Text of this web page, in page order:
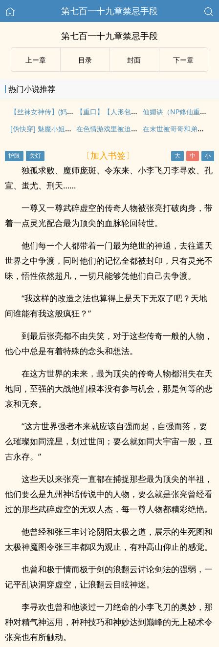
第七百一十九章禁忌手段
第七百一十九章禁忌手段
上ー章 目录 封面 下ー章
热门小说推荐
【丝袜女神传】(妈妈篇外) 【重口】【人形包裹 】 3
仙媚诀（NP修仙重口向 高h）
[伪快穿] 魅魔小姐直播中(NPH）
在色情游戏里被迫直播高潮（西幻 人外 nph） 在末世被哥哥和弟弟们娇宠了（骨科产乳高H）
〔加入书签〕
独孤求败、魔师庞斑、令东来、小李飞刀李寻欢、孔
宣、蚩尤、刑天……
一尊又一尊武碎虚空的传奇人物被张亮打破肉身，带
着一点灵光配合最为顶尖的血脉轮回转世。
他们每一个人都带着一门最为绝世的神通，去往遮天
世界之中争渡，同时他们的记忆全都被封印，只有灵光不
昧，悟性依然超凡，一切只能够凭他们自己去争渡。
“我这样的改造之法也算得上是天下无双了吧？天地
间谁能有我这般疯狂？”
到最后张亮都不由失笑，对于这些传奇一般的人物，
他心中总是有着特殊的念头和想法。
在这方世界的未来，最为顶尖的传奇人物都消失在天
地间，至强的大战他们根本没有参与机会，那是何等的悲
哀和无奈。
“这方世界强者本来就应该自强而起，自强而落，要
么璀璨如同流星，划过世间；要么就如同大宇宙一般，亘
古永存。”
这些天以来张亮一直都在捕捉那些最为顶尖的半祖，
他们要么是九州神话传说中的人物，要么就是张亮曾经看
过的那些武碎虚空的无双人杰，每一尊人物都精彩绝艳。
他曾经和张三丰讨论阴阳太极之道，展示的生死图和
太极神魔图令张三丰都叹为观止，有种高山仰止的感觉。
也曾和极于情而极于剑的浪翻云讨论剑法的强弱，一
记平乱诀洞穿虚空，让浪翻云目眩神迷。
李寻欢也曾和他谈过一刀绝命的小李飞刀的奥妙，那
种对精气神运用，种种技巧和神妙达到巅峰的无上秘术令
张亮也有所触动。